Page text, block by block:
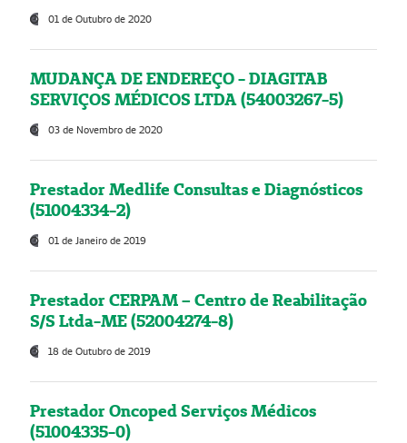
01 de Outubro de 2020
MUDANÇA DE ENDEREÇO - DIAGITAB
SERVIÇOS MÉDICOS LTDA (54003267-5)
03 de Novembro de 2020
Prestador Medlife Consultas e Diagnósticos
(51004334-2)
01 de Janeiro de 2019
Prestador CERPAM – Centro de Reabilitação
S/S Ltda-ME (52004274-8)
18 de Outubro de 2019
Prestador Oncoped Serviços Médicos
(51004335-0)